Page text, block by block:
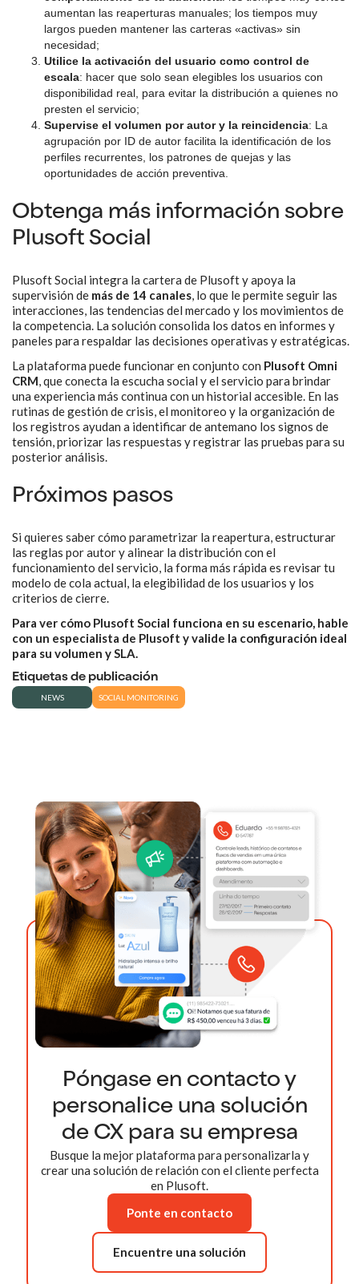
aumentan las reaperturas manuales; los tiempos muy
largos pueden mantener las carteras «activas» sin
necesidad;
Utilice la activación del usuario como control de
escala: hacer que solo sean elegibles los usuarios con
disponibilidad real, para evitar la distribución a quienes no
presten el servicio;
Supervise el volumen por autor y la reincidencia: La
agrupación por ID de autor facilita la identificación de los
perfiles recurrentes, los patrones de quejas y las
oportunidades de acción preventiva.
Obtenga más información sobre
Plusoft Social
Plusoft Social integra la cartera de Plusoft y apoya la
supervisión de más de 14 canales, lo que le permite seguir las
interacciones, las tendencias del mercado y los movimientos de
la competencia. La solución consolida los datos en informes y
paneles para respaldar las decisiones operativas y estratégicas.
La plataforma puede funcionar en conjunto con Plusoft Omni
CRM, que conecta la escucha social y el servicio para brindar
una experiencia más continua con un historial accesible. En las
rutinas de gestión de crisis, el monitoreo y la organización de
los registros ayudan a identificar de antemano los signos de
tensión, priorizar las respuestas y registrar las pruebas para su
posterior análisis.
Próximos pasos
Si quieres saber cómo parametrizar la reapertura, estructurar
las reglas por autor y alinear la distribución con el
funcionamiento del servicio, la forma más rápida es revisar tu
modelo de cola actual, la elegibilidad de los usuarios y los
criterios de cierre.
Para ver cómo Plusoft Social funciona en su escenario, hable
con un especialista de Plusoft y valide la configuración ideal
para su volumen y SLA.
Etiquetas de publicación
NEWS SOCIAL MONITORING
Póngase en contacto y
personalice una solución
de CX para su empresa
Busque la mejor plataforma para personalizarla y
crear una solución de relación con el cliente perfecta
en Plusoft.
Ponte en contacto
Encuentre una solución